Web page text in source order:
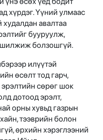
хүрдэг. Үүний улмаас
худалдан авалтаа
бууруулж,
шилжиж болзошгүй.
илүүтэй
өсөлт тод гарч,
сөрөг шок
дотоод эрэлт,
орны хувьд газрын
тээврийн болон
өрхийн хэрэглээний